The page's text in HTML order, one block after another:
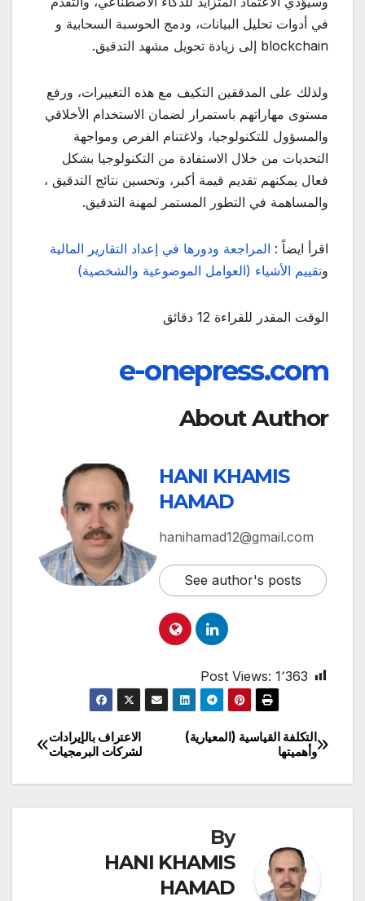
في أدوات تحليل البيانات، ودمج الحوسبة السحابية و
blockchain إلى زيادة تحويل مشهد التدقيق.
ولذلك على المدققين التكيف مع هذه التغييرات، ورفع
مستوى مهاراتهم باستمرار لضمان الاستخدام الأخلاقي
والمسؤول للتكنولوجيا، ولاغتنام الفرص ومواجهة
التحديات من خلال الاستفادة من التكنولوجيا بشكل
فعال يمكنهم تقديم قيمة أكبر، وتحسين نتائج التدقيق ،
والمساهمة في التطور المستمر لمهنة التدقيق.
اقرأ ايضاً : المراجعة ودورها في إعداد التقارير المالية
وتقييم الأشياء (العوامل الموضوعية والشخصية)
الوقت المقدر للقراءة 12 دقائق
e-onepress.com
About Author
HANI KHAMIS
HAMAD
hanihamad12@gmail.com
See author's posts
Post Views: 1٬363
تصفّح
المقالات
الاعتراف بالإيرادات
لشركات البرمجيات
التكلفة القياسية (المعيارية)
وأهميتها
By
HANI KHAMIS
HAMAD